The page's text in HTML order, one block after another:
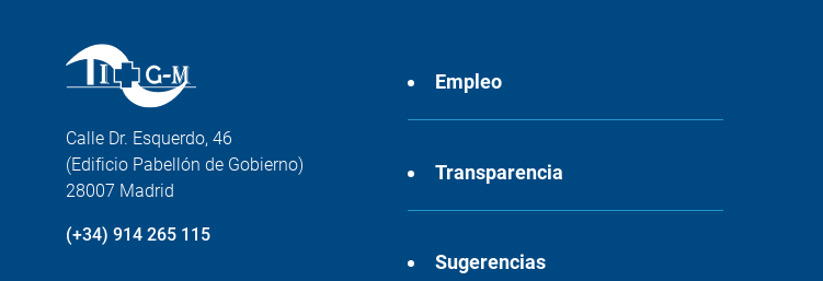
Calle Dr. Esquerdo, 46
(Edificio Pabellón de Gobierno)
28007 Madrid
(+34) 914 265 115
Empleo
Transparencia
Sugerencias